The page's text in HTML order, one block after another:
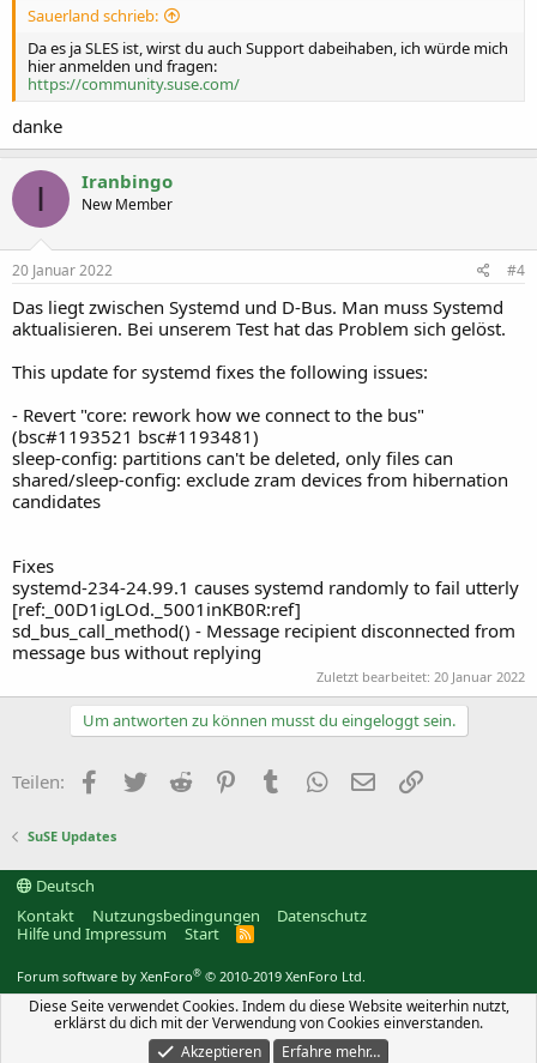
Sauerland schrieb:
Da es ja SLES ist, wirst du auch Support dabeihaben, ich würde mich
hier anmelden und fragen:
https://community.suse.com/
danke
I Iranbingo
New Member
20 Januar 2022 #4
Das liegt zwischen Systemd und D-Bus. Man muss Systemd
aktualisieren. Bei unserem Test hat das Problem sich gelöst.
This update for systemd fixes the following issues:
- Revert "core: rework how we connect to the bus"
(bsc#1193521 bsc#1193481)
sleep-config: partitions can't be deleted, only files can
shared/sleep-config: exclude zram devices from hibernation
candidates
Fixes
systemd-234-24.99.1 causes systemd randomly to fail utterly
[ref:_00D1igLOd._5001inKB0R:ref]
sd_bus_call_method() - Message recipient disconnected from
message bus without replying
Zuletzt bearbeitet: 20 Januar 2022
Um antworten zu können musst du eingeloggt sein.
Teilen: Facebook
TwitterReddit PinterestTumblr WhatsApp
E-MailLink
SuSE Updates
Deutsch
Kontakt
Nutzungsbedingungen
Datenschutz
Hilfe und Impressum
Start
R
Forum software by XenForo® © 2010-2019 XenForo Ltd.
Diese Seite verwendet Cookies. Indem du diese Website weiterhin nutzt,
erklärst du dich mit der Verwendung von Cookies einverstanden.
Akzeptieren
Erfahre mehr…